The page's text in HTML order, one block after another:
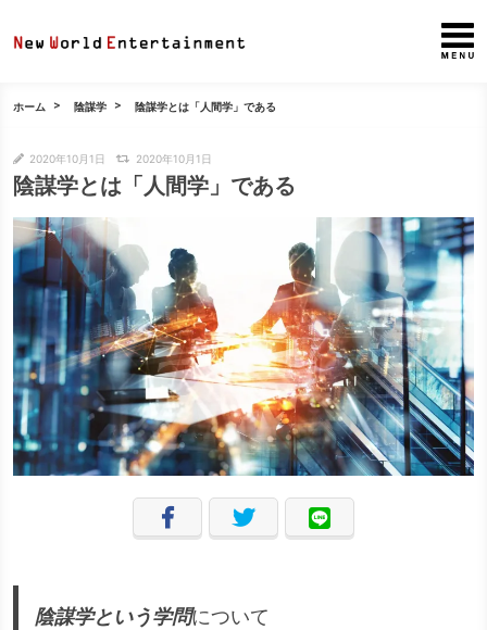
ホーム 陰謀学 陰謀学とは「人間学」である
2020年10月1日 2020年10月1日
陰謀学とは「人間学」である
陰謀学という学問について